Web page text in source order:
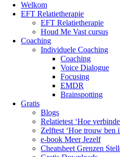
Welkom
EFT Relatietherapie
EFT Relatietherapie
Houd Me Vast cursus
Coaching
Individuele Coaching
Coaching
Voice Dialogue
Focusing
EMDR
Brainspotting
Gratis
Blogs
Relatietest ‘Hoe
Zelftest ‘Hoe trouw ben
e-book Meer Jezelf
Cheatsheet Grenzen